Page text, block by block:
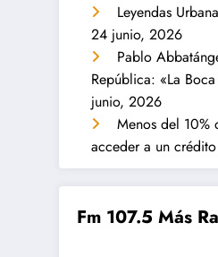
Leyendas
24 junio, 2026
Pablo
República: «La
junio, 2026
Menos del 10%
acceder a un
Fm 107.5 Más